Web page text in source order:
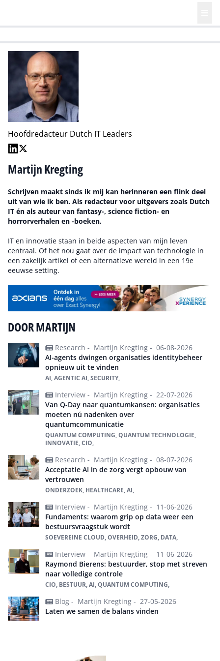
Hoofdredacteur Dutch IT Leaders
Martijn Kregting
Schrijven maakt sinds ik mij kan herinneren een flink deel
uit van wie ik ben. Als redacteur voor uitgevers zoals Dutch
IT én als auteur van fantasy-, science fiction- en
horrorverhalen en -boeken.
IT en innovatie staan in beide aspecten van mijn leven
centraal. Of het nou gaat over de impact van technologie in
een zakelijk artikel of een alternatieve wereld in een 19e
eeuwse setting.
DOOR MARTIJN
Research - Martijn Kregting - 06-08-2026
AI-agents dwingen organisaties identitybeheer
opnieuw uit te vinden
AI, AGENTIC AI, SECURITY,
Interview - Martijn Kregting - 22-07-2026
Van Q-Day naar quantumkansen: organisaties
moeten nú nadenken over
quantumcommunicatie
QUANTUM COMPUTING, QUANTUM TECHNOLOGIE,
INNOVATIE, CIO,
Research - Martijn Kregting - 08-07-2026
Acceptatie AI in de zorg vergt opbouw van
vertrouwen
ONDERZOEK, HEALTHCARE, AI,
Interview - Martijn Kregting - 11-06-2026
Fundaments: waarom grip op data weer een
bestuursvraagstuk wordt
SOEVEREINE CLOUD, OVERHEID, ZORG, DATA,
Interview - Martijn Kregting - 11-06-2026
Raymond Bierens: bestuurder, stop met streven
naar volledige controle
CIO, BESTUUR, AI, QUANTUM COMPUTING,
Blog - Martijn Kregting - 27-05-2026
Laten we samen de balans vinden